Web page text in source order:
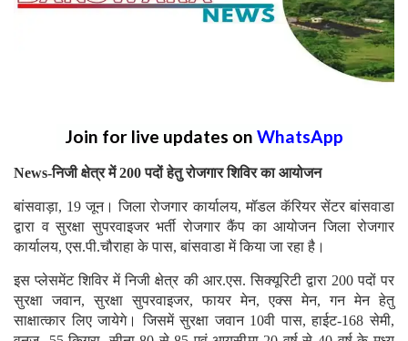
Join for live updates on WhatsApp
News-निजी क्षेत्र में 200 पदों हेतु रोजगार शिविर का आयोजन
बांसवाड़ा, 19 जून। जिला रोजगार कार्यालय, मॉडल कॅरियर सेंटर बांसवाडा
द्वारा व सुरक्षा सुपरवाइजर भर्ती रोजगार कैंप का आयोजन जिला रोजगार
कार्यालय, एस.पी.चौराहा के पास, बांसवाडा में किया जा रहा है।
इस प्लेसमेंट शिविर में निजी क्षेत्र की आर.एस. सिक्यूरिटी द्वारा 200 पदों पर
सुरक्षा जवान, सुरक्षा सुपरवाइजर, फायर मेन, एक्स मेन, गन मेन हेतु
साक्षात्कार लिए जायेगे। जिसमें सुरक्षा जवान 10वी पास, हाईट-168 सेमी,